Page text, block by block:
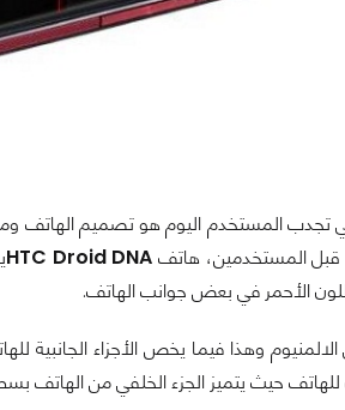
تجدب المستخدم اليوم هو تصميم الهاتف
قبل المستخدمين، هاتفHTC Droid DNA
الأحمر في بعض جوانب الهاتف.
وهذا فيما يخص الأجزاء الجانبية
حيث يتميز الجزء الخلفي من الهاتف